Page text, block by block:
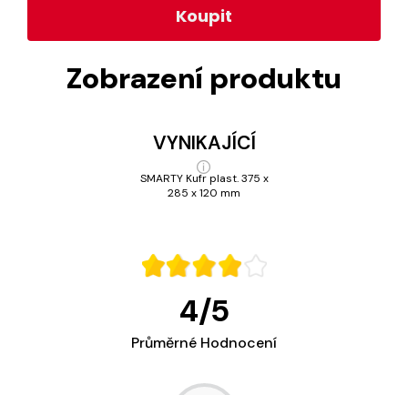
Koupit
Zobrazení produktu
VYNIKAJÍCÍ
SMARTY Kufr plast. 375 x
285 x 120 mm
4/5
Průměrné Hodnocení